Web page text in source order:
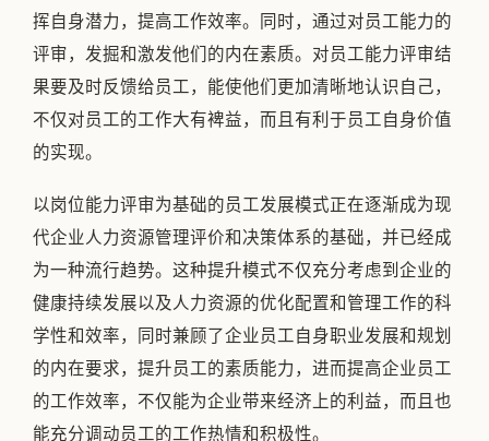
挥自身潜力，提高工作效率。同时，通过对员工能力的
评审，发掘和激发他们的内在素质。对员工能力评审结
果要及时反馈给员工，能使他们更加清晰地认识自己，
不仅对员工的工作大有裨益，而且有利于员工自身价值
的实现。
以岗位能力评审为基础的员工发展模式正在逐渐成为现
代企业人力资源管理评价和决策体系的基础，并已经成
为一种流行趋势。这种提升模式不仅充分考虑到企业的
健康持续发展以及人力资源的优化配置和管理工作的科
学性和效率，同时兼顾了企业员工自身职业发展和规划
的内在要求，提升员工的素质能力，进而提高企业员工
的工作效率，不仅能为企业带来经济上的利益，而且也
能充分调动员工的工作热情和积极性。